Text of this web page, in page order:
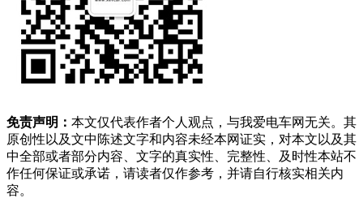
免责声明： 本文仅代表作者个人观点，与我爱电车网无关。其
原创性以及文中陈述文字和内容未经本网证实，对本文以及其
中全部或者部分内容、文字的真实性、完整性、及时性本站不
作任何保证或承诺，请读者仅作参考，并请自行核实相关内
容。